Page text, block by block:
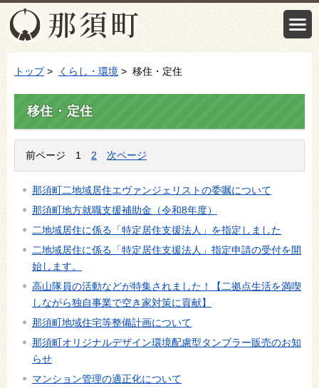
トップ> くらし・環境 > 移住・定住
移住・定住
前ページ 1 2 次ページ
那須町二地域居住エヴァンジェリストの委嘱について
那須町地方就職支援補助金（令和8年度）
二地域居住に係る「特定居住支援法人」を指定しました
二地域居住に係る「特定居住支援法人」指定申請の受付を開
始します。
高山隊員の活動などが特集されました！【二拠点生活を満喫
しながら独自事業で空き家対策に貢献】
那須町地域住宅等整備計画について
那須町オリジナルデザイン環境配慮型タンブラー販売のお知
らせ
マンション管理の適正化について